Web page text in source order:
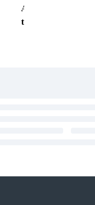
ABD'de konut
toparlandı